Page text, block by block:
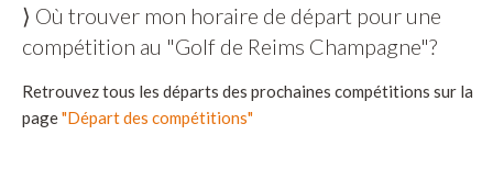
⟩ Où trouver mon horaire de départ pour une
compétition au "Golf de Reims Champagne"?
Retrouvez tous les départs des prochaines compétitions sur la
page"Départ des compétitions"